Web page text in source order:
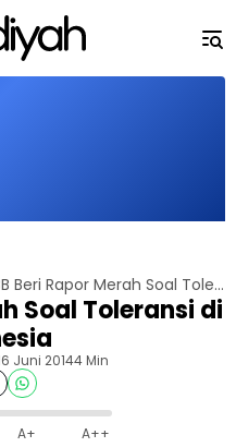
PBB Beri Rapor Merah Soal Toleransi di Indonesia
Soal Toleransi di
Juni 20144 Min
A+ A++